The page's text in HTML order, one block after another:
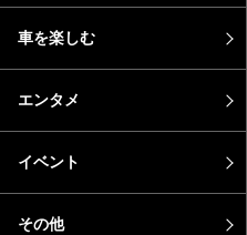
車を楽しむ
エンタメ
イベント
その他